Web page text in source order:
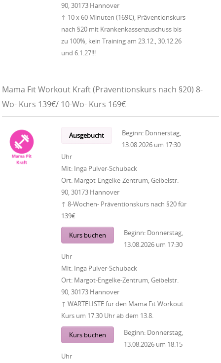
90, 30173 Hannover
↑ 10 x 60 Minuten (169€), Präventionskurs
nach §20 mit Krankenkassenzuschuss bis
zu 100%, kein Training am 23.12., 30.12.26
und 6.1.27!!!
Mama Fit Workout Kraft (Präventionskurs nach §20) 8-
Wo- Kurs 139€/ 10-Wo- Kurs 169€
Ausgebucht Beginn: Donnerstag,
13.08.2026 um 17:30
Uhr
Mit: Inga Pulver-Schuback
Ort: Margot-Engelke-Zentrum, Geibelstr.
90, 30173 Hannover
↑ 8-Wochen- Präventionskurs nach §20 für
139€
Kurs buchen Beginn: Donnerstag,
13.08.2026 um 17:30
Uhr
Mit: Inga Pulver-Schuback
Ort: Margot-Engelke-Zentrum, Geibelstr.
90, 30173 Hannover
↑ WARTELISTE für den Mama Fit Workout
Kurs um 17.30 Uhr ab dem 13.8.
Kurs buchen Beginn: Donnerstag,
13.08.2026 um 18:15
Uhr